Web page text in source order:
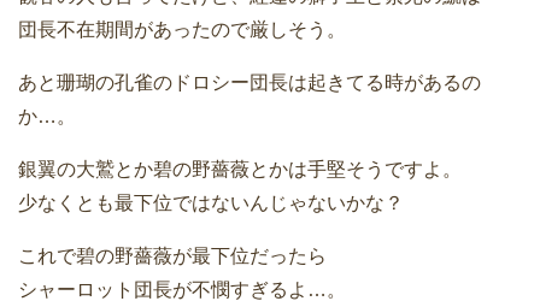
団長不在期間があったので厳しそう。
あと珊瑚の孔雀のドロシー団長は起きてる時があるの
か…。
銀翼の大鷲とか碧の野薔薇とかは手堅そうですよ。
少なくとも最下位ではないんじゃないかな？
これで碧の野薔薇が最下位だったら
シャーロット団長が不憫すぎるよ…。